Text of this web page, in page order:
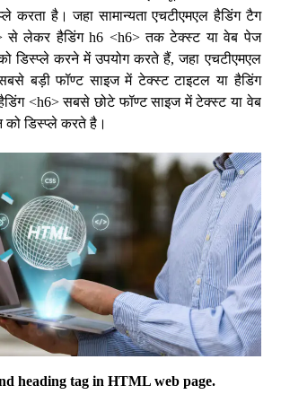
करता है। जहा सामान्यता एचटीएमएल हैडिंग टैग
से लेकर हैडिंग h6 <h6> तक टेक्स्ट या वेब पेज
डिस्प्ले करने में उपयोग करते हैं, जहा एचटीएमएल
बड़ी फॉण्ट साइज में टेक्स्ट टाइटल या हैडिंग
<h6> सबसे छोटे फॉण्ट साइज में टेक्स्ट या वेब
को डिस्प्ले करते है।
heading tag in HTML web page.